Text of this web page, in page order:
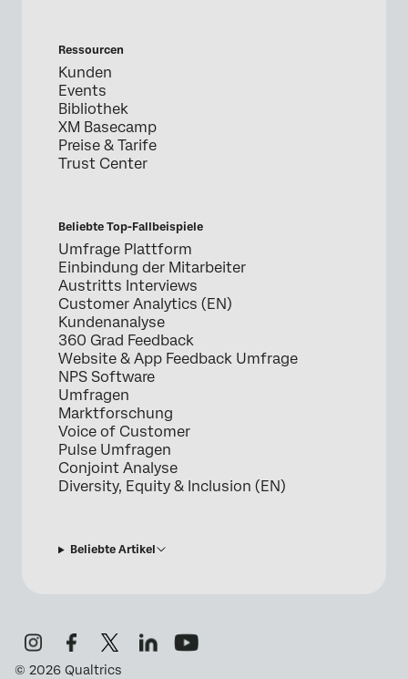
Ressourcen
Kunden
Events
Bibliothek
XM Basecamp
Preise & Tarife
Trust Center
Beliebte Top-Fallbeispiele
Umfrage Plattform
Einbindung der Mitarbeiter
Austritts Interviews
Customer Analytics (EN)
Kundenanalyse
360 Grad Feedback
Website & App Feedback Umfrage
NPS Software
Umfragen
Marktforschung
Voice of Customer
Pulse Umfragen
Conjoint Analyse
Diversity, Equity & Inclusion (EN)
Beliebte Artikel
© 2026 Qualtrics